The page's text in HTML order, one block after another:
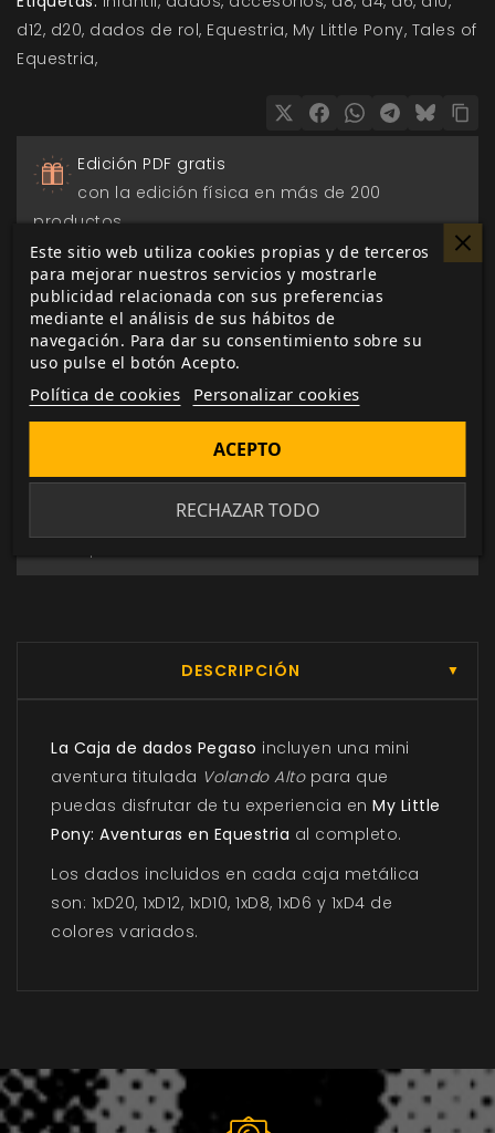
d12 d20 dados de rol Equestria My Little Pony Tales of
Equestria
Edición PDF gratis
con la edición física en más de 200
productos.
Pago seguro
a través de Paypal, transferencia o tarjeta de
crédito.
Entrega 24/48h
para envios nacionales.
Biblioteca digital
actualizada con todos los juego canjeados
DESCRIPCIÓN ▼
La Caja de dados Pegaso incluyen una mini
aventura titulada Volando Altopara que
puedas disfrutar de tu experiencia en My Little
Pony: Aventuras en Equestria al completo.
Los dados incluidos en cada caja metálica
son: 1xD20, 1xD12, 1xD10, 1xD8, 1xD6 y 1xD4 de
colores variados.
Este sitio web utiliza cookies propias y de terceros
para mejorar nuestros servicios y mostrarle
publicidad relacionada con sus preferencias
mediante el análisis de sus hábitos de
navegación. Para dar su consentimiento sobre su
uso pulse el botón Acepto.
Política de cookies Personalizar cookies
RECHAZAR TODO
ACEPTO